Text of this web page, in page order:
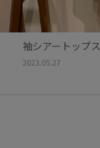
袖シアートップス
2023.05.27